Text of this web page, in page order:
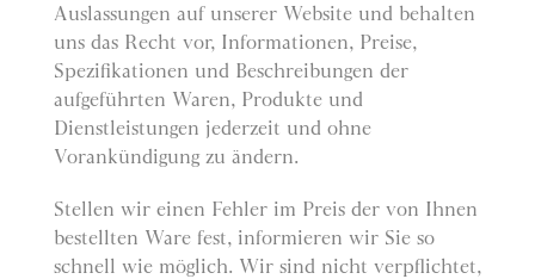
Auslassungen auf unserer Website und behalten
uns das Recht vor, Informationen, Preise,
Spezifikationen und Beschreibungen der
aufgeführten Waren, Produkte und
Dienstleistungen jederzeit und ohne
Vorankündigung zu ändern.
Stellen wir einen Fehler im Preis der von Ihnen
bestellten Ware fest, informieren wir Sie so
schnell wie möglich. Wir sind nicht verpflichtet,